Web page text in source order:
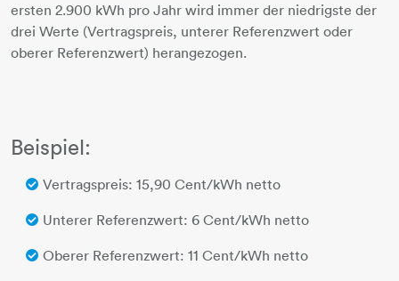
ersten 2.900 kWh pro Jahr wird immer der niedrigste der
drei Werte (Vertragspreis, unterer Referenzwert oder
oberer Referenzwert) herangezogen.
Beispiel:
Vertragspreis: 15,90 Cent/kWh netto
Unterer Referenzwert: 6 Cent/kWh netto
Oberer Referenzwert: 11 Cent/kWh netto